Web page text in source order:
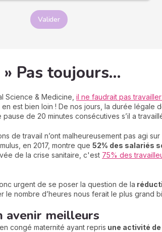
Valider
» Pas toujours…
Science & Medicine, il ne faudrait pas
est bien loin ! De nos jours, la durée légale
de 20 minutes consécutives s’il a
de travail n’ont malheureusement pas agi
en 2017, montre que 52% des salariés
de la crise sanitaire, c'est 75% des
urgent de se poser la question de la
le nombre d’heures nous ferait le plus grand
avenir meilleurs
congé maternité ayant repris une activité